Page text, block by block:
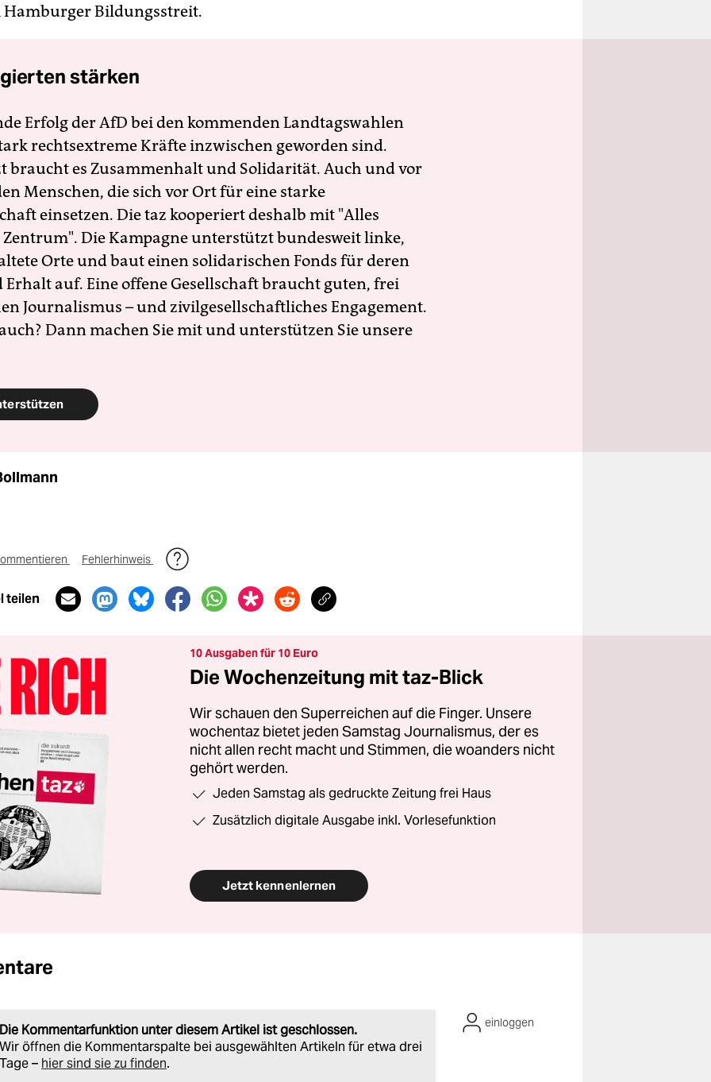
Hamburger Bildungsstreit.
stärken
Erfolg der AfD bei den kommenden Landtagswahlen
rechtsextreme Kräfte inzwischen geworden sind.
braucht es Zusammenhalt und Solidarität. Auch und vor
Menschen, die sich vor Ort für eine starke
einsetzen. Die taz kooperiert deshalb mit "Alles
Die Kampagne unterstützt bundesweit linke,
Orte und baut einen solidarischen Fonds für deren
Erhalt auf. Eine offene Gesellschaft braucht guten, frei
Journalismus – und zivilgesellschaftliches Engagement.
Dann machen Sie mit und unterstützen Sie unsere
Fehlerhinweis
teilen
10 Ausgaben für 10 Euro
Die Wochenzeitung mit taz-Blick
Wir schauen den Superreichen auf die Finger. Unsere
wochentaz bietet jeden Samstag Journalismus, der es
nicht allen recht macht und Stimmen, die woanders nicht
gehört werden.
Jeden Samstag als gedruckte Zeitung frei Haus
Zusätzlich digitale Ausgabe inkl. Vorlesefunktion
Jetzt kennenlernen
Die Kommentarfunktion unter diesem Artikel ist geschlossen.
Wir öffnen die Kommentarspalte bei ausgewählten Artikeln für etwa drei
Tage – hier sind sie zu finden.
einloggen